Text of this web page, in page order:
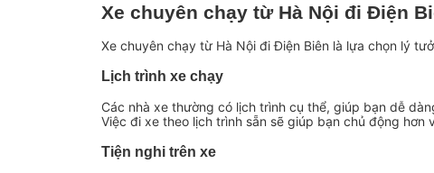
Xe chuyên chạy từ Hà Nội đi Điện
Xe chuyên chạy từ Hà Nội đi Điện Biên là lựa chọn lý
Lịch trình xe chạy
Các nhà xe thường có lịch trình cụ thể, giúp bạn dễ
Việc đi xe theo lịch trình sẵn sẽ giúp bạn chủ động hơn
Tiện nghi trên xe